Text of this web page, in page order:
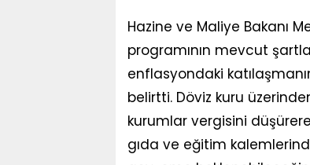
Hazine ve Maliye Bakanı
programının mevcut
enflasyondaki
belirtti. Döviz kuru
kurumlar vergisini
gıda ve eğitim